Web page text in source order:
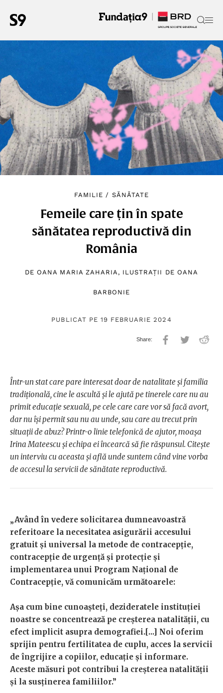
FAMILIE / SĂNĂTATE
Femeile care țin în spate
sănătatea reproductivă din
România
DE OANA MARIA ZAHARIA , ILUSTRAȚII DE OANA
BARBONIE
PUBLICAT PE 19 FEBRUARIE 2024
Într-un stat care pare interesat doar de natalitate și familia
tradițională, cine le ascultă și le ajută pe tinerele care nu au
primit educație sexuală, pe cele care care vor să facă avort,
dar nu își permit sau nu au unde, sau care au trecut prin
situații de abuz? Printr-o linie telefonică de ajutor, moașa
Irina Mateescu și echipa ei încearcă să fie răspunsul. Citește
un interviu cu aceasta și află unde suntem când vine vorba
de accesul la servicii de sănătate reproductivă.
„Având în vedere solicitarea dumneavoastră
referitoare la necesitatea asigurării accesului
gratuit și universal la metode de contracepție,
contracepție de urgență și protecție și
implementarea unui Program Național de
Contracepție, vă comunicăm următoarele:
Așa cum bine cunoașteți, dezideratele instituției
noastre se concentrează pe creșterea natalității, cu
efect implicit asupra demografiei.[...] Noi oferim
sprijin pentru fertilitatea de cuplu, acces la servicii
de îngrijire a copiilor, educație și informare.
Aceste măsuri pot contribui la creșterea natalității
și la susținerea familiilor.”